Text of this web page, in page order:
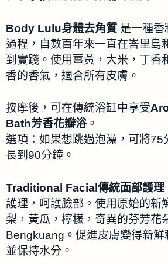
Body Lulu身體去角質 是一種香
過程，自數百年來一直在峇里島
到實踐。使用薑黃，大米，丁香
香的香氣，適合所有皮膚。
按摩後，可在傳統浴缸中享受
Bath芳香花瓣浴。
選項：如果想跳過泡澡，可將75
長到90分鐘。
Traditional Facial傳統面部護理
護理，呵護臉部。使用原始的新
梨，黃瓜，檸檬，奇異的芬芳花
Bengkuang。促進皮膚變得新鮮
並保持水分。